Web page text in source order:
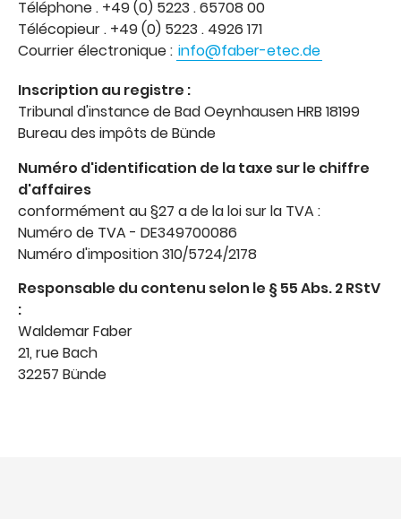
Téléphone . +49 (0) 5223 . 65708 00
Télécopieur . +49 (0) 5223 . 4926 171
Courrier électronique : info@faber-etec.de
Inscription au registre :
Tribunal d'instance de Bad Oeynhausen HRB 18199
Bureau des impôts de Bünde
Numéro d'identification de la taxe sur le chiffre
d'affaires
conformément au §27 a de la loi sur la TVA :
Numéro de TVA - DE349700086
Numéro d'imposition 310/5724/2178
Responsable du contenu selon le § 55 Abs. 2 RStV
:
Waldemar Faber
21, rue Bach
32257 Bünde